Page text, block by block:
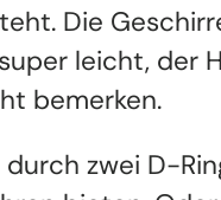
Die
leicht, der
bemerken.
zwei D-